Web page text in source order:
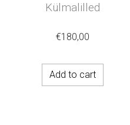
Külmalilled
€180,00
Add to cart